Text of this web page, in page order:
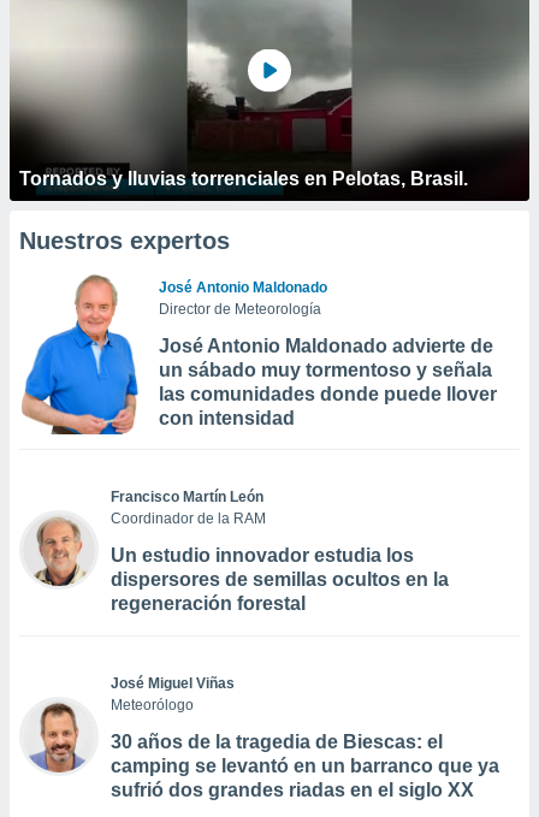
Tornados y lluvias torrenciales en Pelotas, Brasil.
Nuestros expertos
José Antonio Maldonado
Director de Meteorología
José Antonio Maldonado advierte de
un sábado muy tormentoso y señala
las comunidades donde puede llover
con intensidad
Francisco Martín León
Coordinador de la RAM
Un estudio innovador estudia los
dispersores de semillas ocultos en la
regeneración forestal
José Miguel Viñas
Meteorólogo
30 años de la tragedia de Biescas: el
camping se levantó en un barranco que ya
sufrió dos grandes riadas en el siglo XX